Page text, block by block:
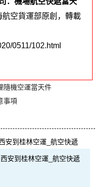
航空貨運部原創，轉載
0511/102.html
隨機空運當天件
事項
西安到桂林空運_航空快遞